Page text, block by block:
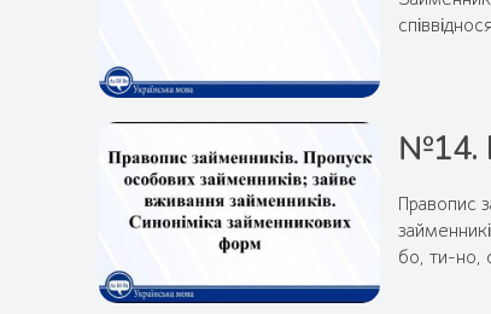
№14.
Правопис
бо, ти-но,